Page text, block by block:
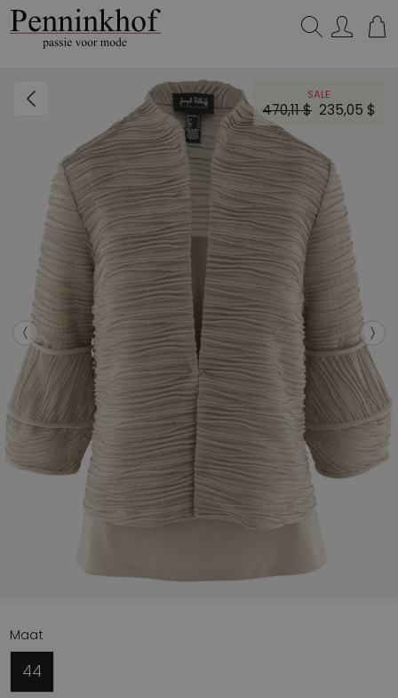
SALE
470,11 $ 235,05 $
Maat
44